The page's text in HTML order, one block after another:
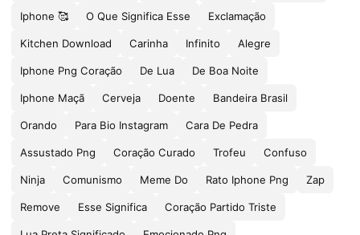
Iphone 🥰 O Que Significa Esse Exclamação
Kitchen Download Carinha Infinito Alegre
Iphone Png Coração De Lua De Boa Noite
Iphone Maçã Cerveja Doente Bandeira Brasil
Orando Para Bio Instagram Cara De Pedra
Assustado Png Coração Curado Trofeu Confuso
Ninja Comunismo Meme Do Rato Iphone Png Zap
Remove Esse Significa Coração Partido Triste